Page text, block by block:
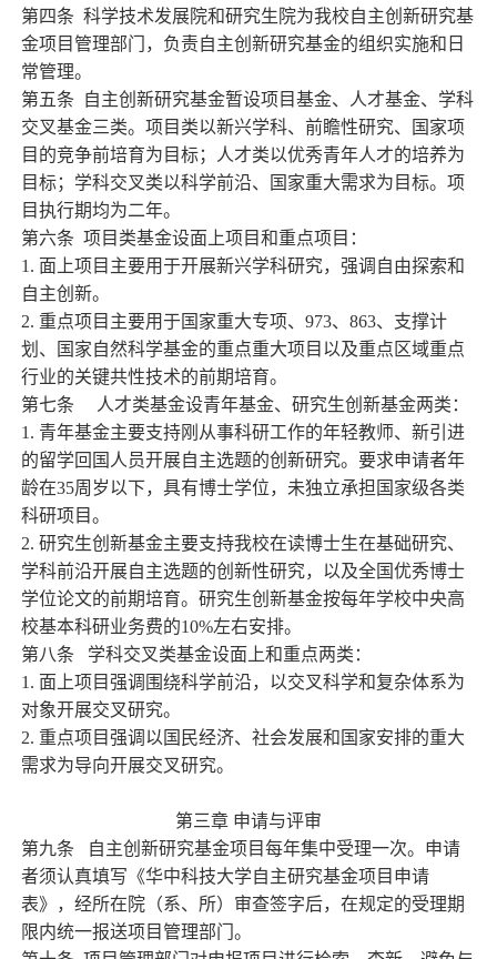
第四条 科学技术发展院和研究生院为我校自主创新研究基
金项目管理部门，负责自主创新研究基金的组织实施和日
常管理。
第五条
自主创新研究基金暂设项目基金、人才基金、学科
交叉基金三类。项目类以新兴学科、前瞻性研究、国家项
目的竞争前培育为目标；人才类以优秀青年人才的培养为
目标；学科交叉类以科学前沿、国家重大需求为目标。项
目执行期均为二年。
第六条 项目类基金设面上项目和重点项目：
1. 面上项目主要用于开展新兴学科研究，强调自由探索和
自主创新。
2. 重点项目主要用于国家重大专项、973、863、支撑计
划、国家自然科学基金的重点重大项目以及重点区域重点
行业的关键共性技术的前期培育。
第七条
人才类基金设青年基金、研究生创新基金两类：
1. 青年基金主要支持刚从事科研工作的年轻教师、新引进
的留学回国人员开展自主选题的创新研究。要求申请者年
龄在35周岁以下，具有博士学位，未独立承担国家级各类
科研项目。
2.研究生创新基金主要支持我校在读博士生在基础研究、
学科前沿开展自主选题的创新性研究，以及全国优秀博士
学位论文的前期培育。研究生创新基金按每年学校中央高
校基本科研业务费的10%左右安排。
第八条
学科交叉类基金设面上和重点两类：
1. 面上项目强调围绕科学前沿，以交叉科学和复杂体系为
对象开展交叉研究。
2. 重点项目强调以国民经济、社会发展和国家安排的重大
需求为导向开展交叉研究。
第三章 申请与评审
第九条
自主创新研究基金项目每年集中受理一次。申请
者须认真填写《华中科技大学自主研究基金项目申请
表》，经所在院（系、所）审查签字后，在规定的受理期
限内统一报送项目管理部门。